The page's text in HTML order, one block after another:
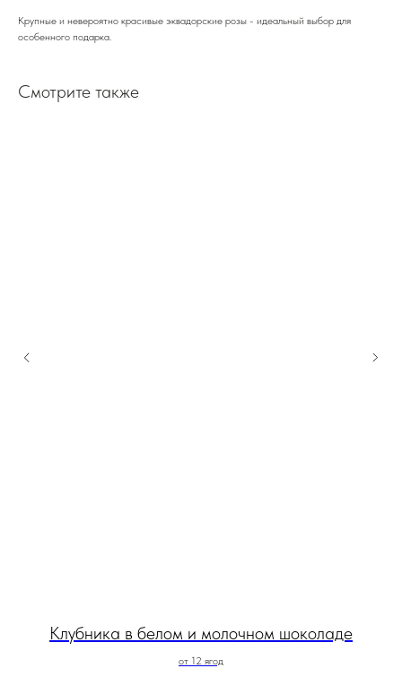
Крупные и невероятно красивые эквадорские розы - идеальный выбор для
особенного подарка.
Смотрите также
Клубника в белом и молочном шоколаде
от 12 ягод